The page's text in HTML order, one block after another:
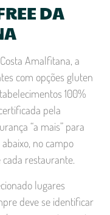
DA
Amalfitana, a
com opções gluten
100%
pela
“a mais” para
no campo
cada restaurante.
lugares
deve se identificar